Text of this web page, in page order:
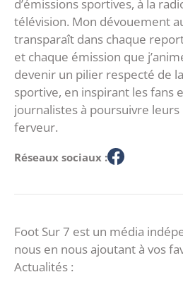
d’émissions sportives, à la
télévision. Mon dévouement
transparaît dans chaque
et chaque émission que
devenir un pilier respecté de
sportive, en inspirant les fans
journalistes à poursuivre leurs
ferveur.
Réseaux sociaux :
Foot Sur 7 est un média
nous en nous ajoutant à vos
Actualités :